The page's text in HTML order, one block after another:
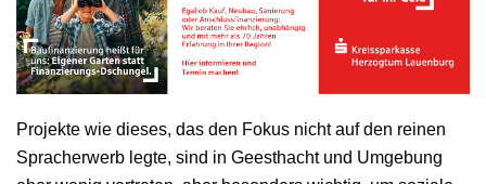
Projekte wie dieses, das den Fokus nicht auf den reinen
Spracherwerb legte, sind in Geesthacht und Umgebung